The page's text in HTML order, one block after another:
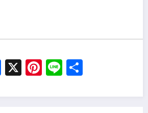
Facebook
X Pinterest
Line